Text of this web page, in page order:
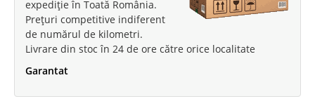
expediție în Toată România.
Prețuri competitive indiferent
de numărul de kilometri.
Livrare din stoc în 24 de ore către orice localitate
Garantat